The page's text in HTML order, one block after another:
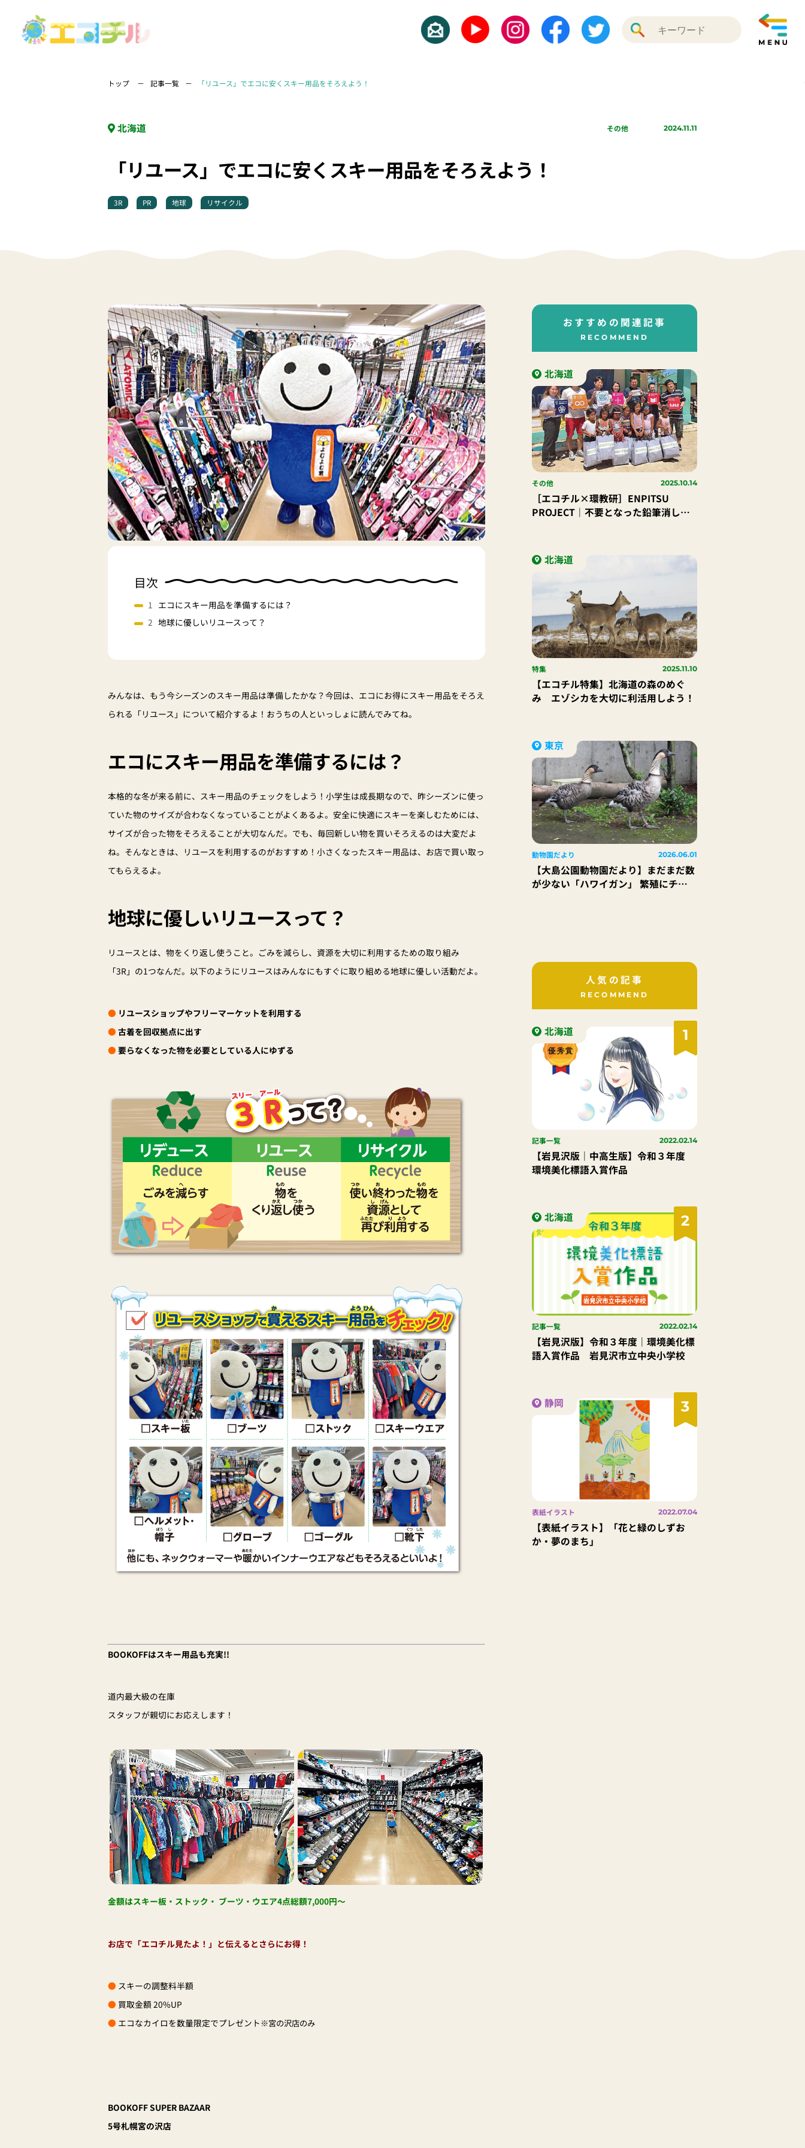
トップ 記事一覧 「リユース」でエコに安くスキー用品をそろえよう！
北海道 その他 2024.11.11
「リユース」でエコに安くスキー用品をそろえよう！
3R PR 地球 リサイクル
目次
エコにスキー用品を準備するには？
地球に優しいリユースって？
みんなは、もう今シーズンのスキー用品は準備したかな？今回は、エコにお得にスキー用品をそろえ
られる「リユース」について紹介するよ！おうちの人といっしょに読んでみてね。
エコにスキー用品を準備するには？
本格的な冬が来る前に、スキー用品のチェックをしよう！小学生は成長期なので、昨シーズンに使っ
ていた物のサイズが合わなくなっていることがよくあるよ。安全に快適にスキーを楽しむためには、
サイズが合った物をそろえることが大切なんだ。でも、毎回新しい物を買いそろえるのは大変だよ
ね。そんなときは、リユースを利用するのがおすすめ！小さくなったスキー用品は、お店で買い取っ
てもらえるよ。
地球に優しいリユースって？
リユースとは、物をくり返し使うこと。ごみを減らし、資源を大切に利用するための取り組み
「3R」の1つなんだ。以下のようにリユースはみんなにもすぐに取り組める地球に優しい活動だよ。
● リユースショップやフリーマーケットを利用する
●古着を回収拠点に出す
●要らなくなった物を必要としている人にゆずる
BOOKOFFはスキー用品も充実!!
道内最大級の在庫
スタッフが親切にお応えします！
金額はスキー板・ストック・ ブーツ・ウエア4点総額7,000円～
お店で「エコチル見たよ！」と伝えるとさらにお得！
● スキーの調整料半額
● 買取金額 20%UP
● エコなカイロを数量限定でプレゼント ※宮の沢店のみ
BOOKOFF SUPER BAZAAR
5号札幌宮の沢店
おすすめの関連記事
RECOMMEND
北海道
その他 2025.10.14
［エコチル×環教研］ENPITSU
PROJECT｜不要となった鉛筆消しゴ
北海道
特集 2025.11.10
【エコチル特集】北海道の森のめぐ
み エゾシカを大切に利活用しよう！
東京
動物園だより 2026.06.01
【大島公園動物園だより】まだまだ数
が少ない「ハワイガン」 繁殖にチャ
人気の記事
RECOMMEND
1
北海道
記事一覧 2022.02.14
【岩見沢版｜中高生版】令和３年度
環境美化標語入賞作品
2
北海道
記事一覧 2022.02.14
【岩見沢版】令和３年度｜環境美化標
語入賞作品 岩見沢市立中央小学校
3
静岡
表紙イラスト 2022.07.04
【表紙イラスト】「花と緑のしずお
か・夢のまち」